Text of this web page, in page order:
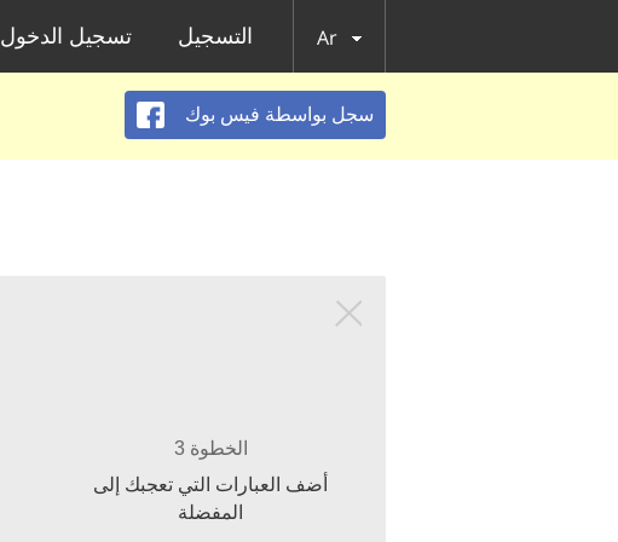
تسجيل الدخول التسجيل Ar
سجل بواسطة فيس بوك
الخطوة 3
أضف العبارات التي تعجبك إلى
المفضلة